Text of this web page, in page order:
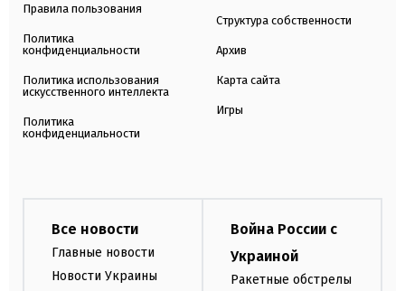
Правила пользования
Политика
конфиденциальности
Политика использования
искусственного интеллекта
Политика
конфиденциальности
Структура собственности
Архив
Карта сайта
Игры
Все новости
Главные новости
Новости Украины
Война России с
Украиной
Ракетные обстрелы